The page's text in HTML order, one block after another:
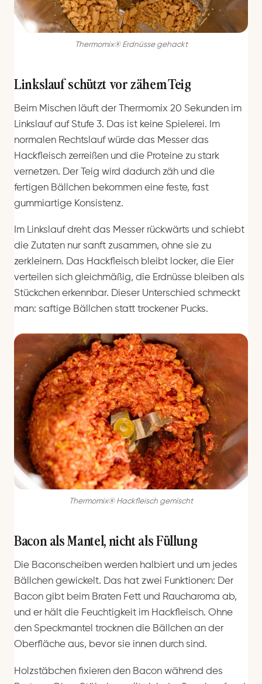
Thermomix® Erdnüsse gehackt
Linkslauf schützt vor zähem Teig
Beim Mischen läuft der Thermomix 20 Sekunden im
Linkslauf auf Stufe 3. Das ist keine Spielerei. Im
normalen Rechtslauf würde das Messer das
Hackfleisch zerreißen und die Proteine zu stark
vernetzen. Der Teig wird dadurch zäh und die
fertigen Bällchen bekommen eine feste, fast
gummiartige Konsistenz.
Im Linkslauf dreht das Messer rückwärts und schiebt
die Zutaten nur sanft zusammen, ohne sie zu
zerkleinern. Das Hackfleisch bleibt locker, die Eier
verteilen sich gleichmäßig, die Erdnüsse bleiben als
Stückchen erkennbar. Dieser Unterschied schmeckt
man: saftige Bällchen statt trockener Pucks.
Thermomix® Hackfleisch gemischt
Bacon als Mantel, nicht als Füllung
Die Baconscheiben werden halbiert und um jedes
Bällchen gewickelt. Das hat zwei Funktionen: Der
Bacon gibt beim Braten Fett und Raucharoma ab,
und er hält die Feuchtigkeit im Hackfleisch. Ohne
den Speckmantel trocknen die Bällchen an der
Oberfläche aus, bevor sie innen durch sind.
Holzstäbchen fixieren den Bacon während des